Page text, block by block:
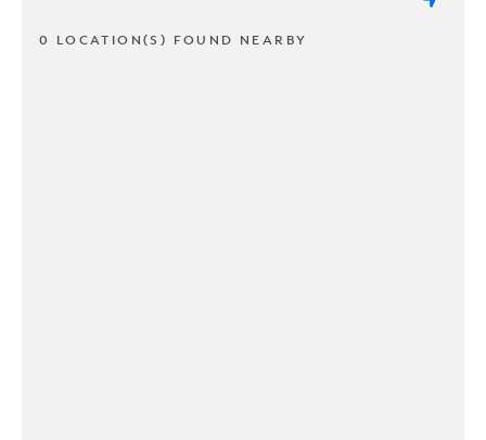
0 LOCATION(S) FOUND NEARBY